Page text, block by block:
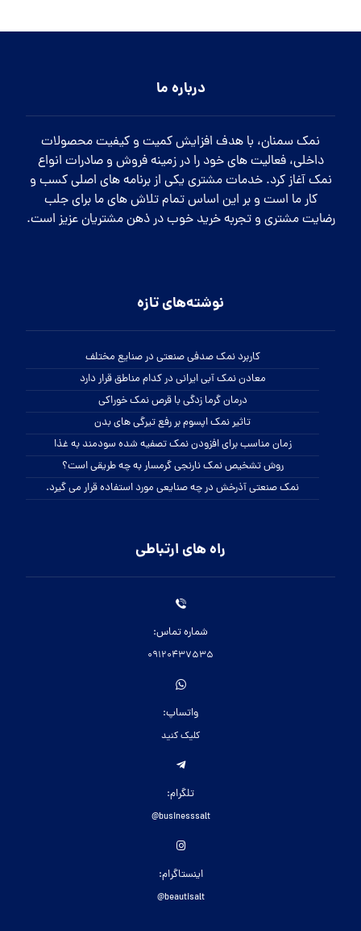
درباره ما
نمک سمنان، با هدف افزایش کمیت و کیفیت محصولات
داخلی، فعالیت های خود را در زمینه فروش و صادرات انواع
نمک آغاز کرد. خدمات مشتری یکی از برنامه های اصلی کسب و
کار ما است و بر این اساس تمام تلاش های ما برای جلب
رضایت مشتری و تجربه خرید خوب در ذهن مشتریان عزیز است.
نوشته‌های تازه
کاربرد نمک صدفی صنعتی در صنایع مختلف
معادن نمک آبی ایرانی در کدام مناطق قرار دارد
درمان گرما زدگی با قرص نمک خوراکی
تاثیر نمک اپسوم بر رفع تیرگی های بدن
زمان مناسب برای افزودن نمک تصفیه شده سودمند به غذا
روش تشخیص نمک نارنجی گرمسار به چه طریقی است؟
نمک صنعتی آذرخش در چه صنایعی مورد استفاده قرار می گیرد.
راه های ارتباطی
شماره تماس:
09120437535
واتساپ:
کلیک کنید
تلگرام:
businesssalt@
اینستاگرام:
beautisalt@